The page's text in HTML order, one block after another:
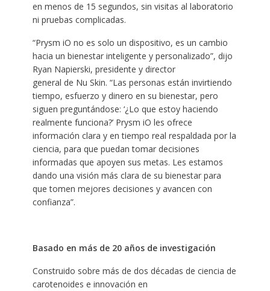
en menos de 15 segundos, sin visitas al laboratorio
ni pruebas complicadas.
“Prysm iO no es solo un dispositivo, es un cambio
hacia un bienestar inteligente y personalizado”, dijo
Ryan Napierski, presidente y director
general de Nu Skin. “Las personas están invirtiendo
tiempo, esfuerzo y dinero en su bienestar, pero
siguen preguntándose: ‘¿Lo que estoy haciendo
realmente funciona?’ Prysm iO les ofrece
información clara y en tiempo real respaldada por la
ciencia, para que puedan tomar decisiones
informadas que apoyen sus metas. Les estamos
dando una visión más clara de su bienestar para
que tomen mejores decisiones y avancen con
confianza”.
Basado en más de 20 años de investigación
Construido sobre más de dos décadas de ciencia de
carotenoides e innovación en